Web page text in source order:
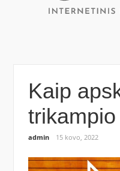
Kaip
admin 15 kovo, 2022